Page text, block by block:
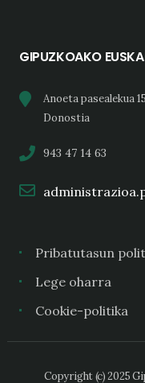
GIPUZKOAKO
Anoeta pasealekua
Donostia
943 47 14 63
Pribatutasun
Lege oharra
Cookie-politika
Copyright (c) 2025